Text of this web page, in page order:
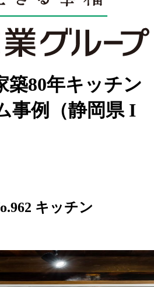
築80年キッチン
事例（静岡県 I
キッチン